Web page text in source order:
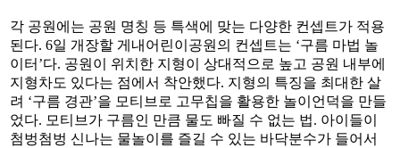
각 공원에는 공원 명칭 등 특색에 맞는 다양한 컨셉트가 적용
된다. 6일 개장할 게내어린이공원의 컨셉트는 ‘구름 마법 놀
이터’다. 공원이 위치한 지형이 상대적으로 높고 공원 내부에
지형차도 있다는 점에서 착안했다. 지형의 특징을 최대한 살
려 ‘구름 경관’을 모티브로 고무칩을 활용한 놀이언덕을 만들
었다. 모티브가 구름인 만큼 물도 빠질 수 없는 법. 아이들이
첨벙첨벙 신나는 물놀이를 즐길 수 있는 바닥분수가 들어서